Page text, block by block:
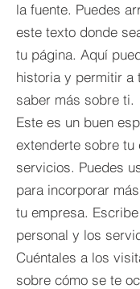
la fuente. Puedes
este texto donde
tu página. Aquí
historia y permitir a
saber más sobre ti.
Este es un buen
extenderte sobre tu
servicios. Puedes
para incorporar
tu empresa.
personal y los
Cuéntales a los
sobre cómo se te